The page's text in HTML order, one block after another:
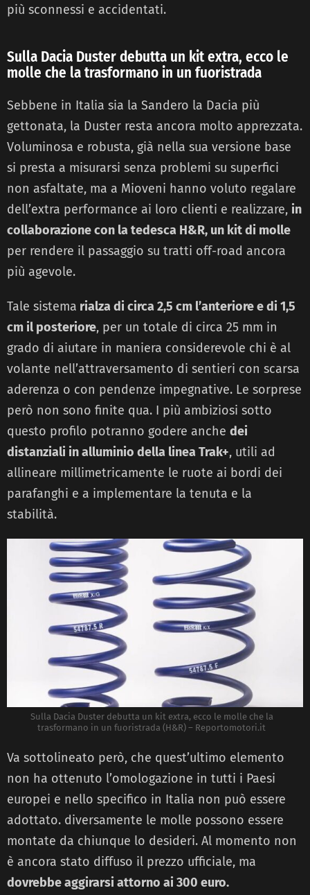
più sconnessi e accidentati.
Sulla Dacia Duster debutta un kit extra, ecco le
molle che la trasformano in un fuoristrada
Sebbene in Italia sia la Sandero la Dacia più
gettonata, la Duster resta ancora molto apprezzata.
Voluminosa e robusta, già nella sua versione base
si presta a misurarsi senza problemi su superfici
non asfaltate, ma a Mioveni hanno voluto regalare
dell’extra performance ai loro clienti e realizzare, in
collaborazione con la tedesca H&R, un kit di molle
per rendere il passaggio su tratti off-road ancora
più agevole.
Tale sistema rialza di circa 2,5 cm l’anteriore e di 1,5
cm il posteriore, per un totale di circa 25 mm in
grado di aiutare in maniera considerevole chi è al
volante nell’attraversamento di sentieri con scarsa
aderenza o con pendenze impegnative. Le sorprese
però non sono finite qua. I più ambiziosi sotto
questo profilo potranno godere anche dei
distanziali in alluminio della linea Trak+, utili ad
allineare millimetricamente le ruote ai bordi dei
parafanghi e a implementare la tenuta e la
stabilità.
Sulla Dacia Duster debutta un kit extra, ecco le molle che la
trasformano in un fuoristrada (H&R) – Reportomotori.it
Va sottolineato però, che quest’ultimo elemento
non ha ottenuto l’omologazione in tutti i Paesi
europei e nello specifico in Italia non può essere
adottato. diversamente le molle possono essere
montate da chiunque lo desideri. Al momento non
è ancora stato diffuso il prezzo ufficiale, ma
dovrebbe aggirarsi attorno ai 300 euro.